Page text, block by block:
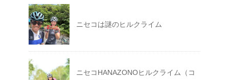
ニセコは謎のヒルクライム
ニセコHANAZONOヒルクライム（コ